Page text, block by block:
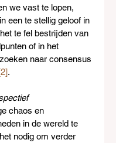
we vast te lopen,
een te stellig geloof in
te fel bestrijden van
of in het
naar consensus
.
chaos en
in de wereld te
nodig om verder